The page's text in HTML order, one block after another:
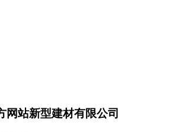
网站新型建材有限公司